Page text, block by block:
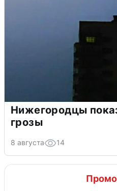
Нижегородцы
грозы
8 августа 14